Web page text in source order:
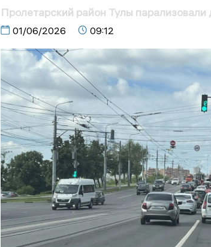
Пролетарский район Тулы
01/06/2026 09:12